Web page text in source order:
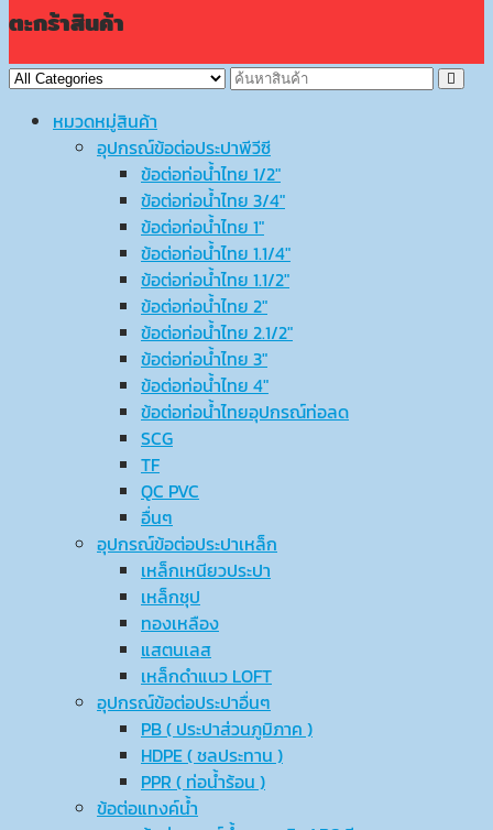
ตะกร้าสินค้า
หมวดหมู่สินค้า
อุปกรณ์ข้อต่อประปาพีวีซี
ข้อต่อท่อน้ำไทย 1/2″
ข้อต่อท่อน้ำไทย 3/4″
ข้อต่อท่อน้ำไทย 1″
ข้อต่อท่อน้ำไทย 1.1/4″
ข้อต่อท่อน้ำไทย 1.1/2″
ข้อต่อท่อน้ำไทย 2″
ข้อต่อท่อน้ำไทย 2.1/2″
ข้อต่อท่อน้ำไทย 3″
ข้อต่อท่อน้ำไทย 4″
ข้อต่อท่อน้ำไทยอุปกรณ์ท่อลด
SCG
TF
QC PVC
อื่นๆ
อุปกรณ์ข้อต่อประปาเหล็ก
เหล็กเหนียวประปา
เหล็กชุป
ทองเหลือง
แสตนเลส
เหล็กดำแนว LOFT
อุปกรณ์ข้อต่อประปาอื่นๆ
PB ( ประปาส่วนภูมิภาค )
HDPE ( ชลประทาน )
PPR ( ท่อน้ำร้อน )
ข้อต่อแทงค์น้ำ